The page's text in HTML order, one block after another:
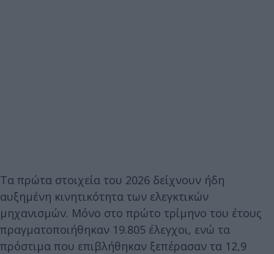
Τα πρώτα στοιχεία του 2026 δείχνουν ήδη
αυξημένη κινητικότητα των ελεγκτικών
μηχανισμών. Μόνο στο πρώτο τρίμηνο του έτους
πραγματοποιήθηκαν 19.805 έλεγχοι, ενώ τα
πρόστιμα που επιβλήθηκαν ξεπέρασαν τα 12,9